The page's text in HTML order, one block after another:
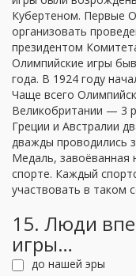
Кубертеном. Первые
организовать
президентом
Олимпийские игры
года. В 1924 году
Чаще всего
Великобритании — 3
Греции и Австралии
дважды проводились
Медаль, завоёванная
спорте. Каждый
участвовать в таком
15. Люди
игры…
до нашей эры